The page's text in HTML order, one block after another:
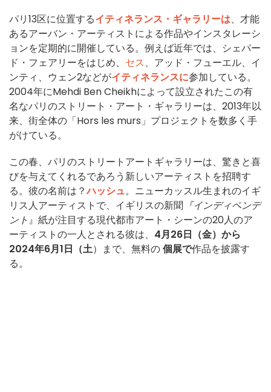
パリ13区に位置するイティネランス・ギャラリーは、才能
あるアーバン・アーティストによる作品やインスタレーシ
ョンを定期的に開催している。例えば近年では、シェパー
ド・フェアリーをはじめ、 セス、アッド・フューエル、イ
ンティ、ウェン2などがイティネランスに参加している。
2004年にMehdi Ben Cheikhによって設立されたこの有
名なパリのストリート・アート・ギャラリーは、2013年以
来、街全体の「Hors les murs」プロジェクトを数多く手
がけている。
この春、パリのストリートアートギャラリーは、驚きと喜
びを与えてくれるであろう新しいアーティストを招聘す
る。彼の名前は？ハッシュ。ニューカッスル生まれのイギ
リス人アーティストで、イギリスの新聞 『インディペンデ
ント』紙が注目する現代都市アート・シーンの20人のア
ーティストの一人とされる彼は、 4月26日（金）から
2024年6月1日（土）まで、無料の個展で作品を披露す
る。